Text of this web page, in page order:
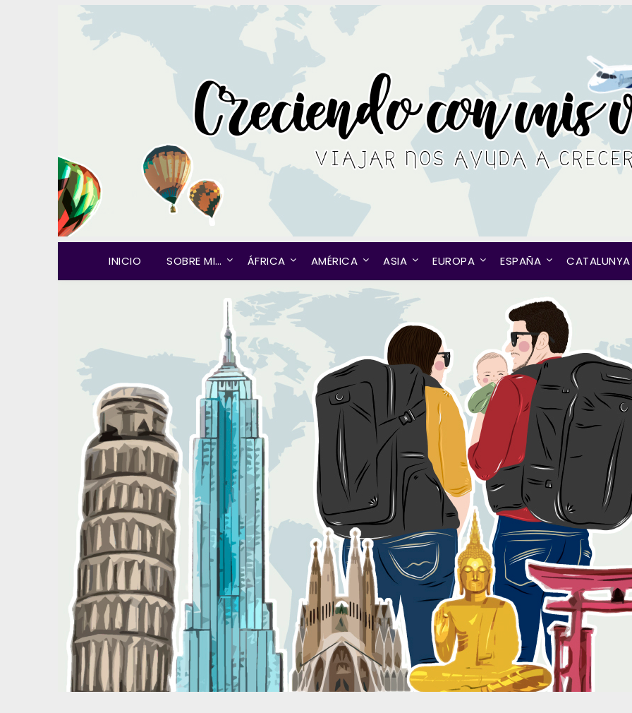
INICIO SOBRE MI… ÁFRICA AMÉRICA ASIA EUROPA ESPAÑA CATALUNYA